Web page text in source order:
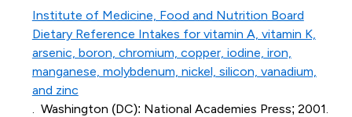
Institute of Medicine, Food and Nutrition Board
Dietary Reference Intakes for vitamin A, vitamin K,
arsenic, boron, chromium, copper, iodine, iron,
manganese, molybdenum, nickel, silicon, vanadium,
and zinc
. Washington (DC): National Academies Press; 2001.